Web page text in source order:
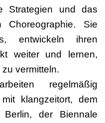
Strategien und das
Choreographie. Sie
entwickeln ihren
weiter und lernen,
vermitteln.
regelmäßig
klangzeitort, dem
der Biennale